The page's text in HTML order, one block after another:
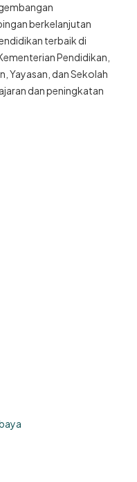
berkelanjutan
terbaik di
Pendidikan,
Yayasan, dan Sekolah
dan peningkatan